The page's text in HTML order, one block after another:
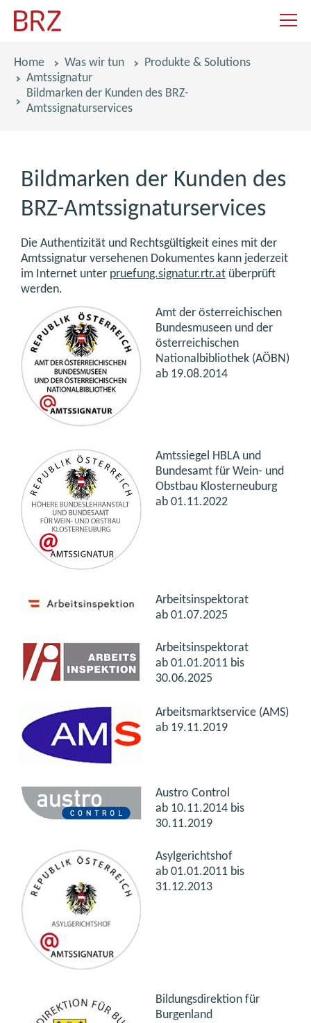
Pfadnavigation
Home Was wir tun
Produkte & Solutions
Amtssignatur
Bildmarken der Kunden des BRZ-
Amtssignaturservices
Bildmarken der Kunden des
BRZ-Amtssignaturservices
Die Authentizität und Rechtsgültigkeit eines mit der
Amtssignatur versehenen Dokumentes kann jederzeit
im Internet unter pruefung.signatur.rtr.at überprüft
werden.
Amt der österreichischen
Bundesmuseen und der
österreichischen
Nationalbibliothek (AÖBN)
ab 19.08.2014
Amtssiegel HBLA und
Bundesamt für Wein- und
Obstbau Klosterneuburg
ab 01.11.2022
Arbeitsinspektorat
ab 01.07.2025
Arbeitsinspektorat
ab 01.01.2011 bis
30.06.2025
Arbeitsmarktservice (AMS)
ab 19.11.2019
Austro Control
ab 10.11.2014 bis
30.11.2019
Asylgerichtshof
ab 01.01.2011 bis
31.12.2013
Bildungsdirektion für
Burgenland